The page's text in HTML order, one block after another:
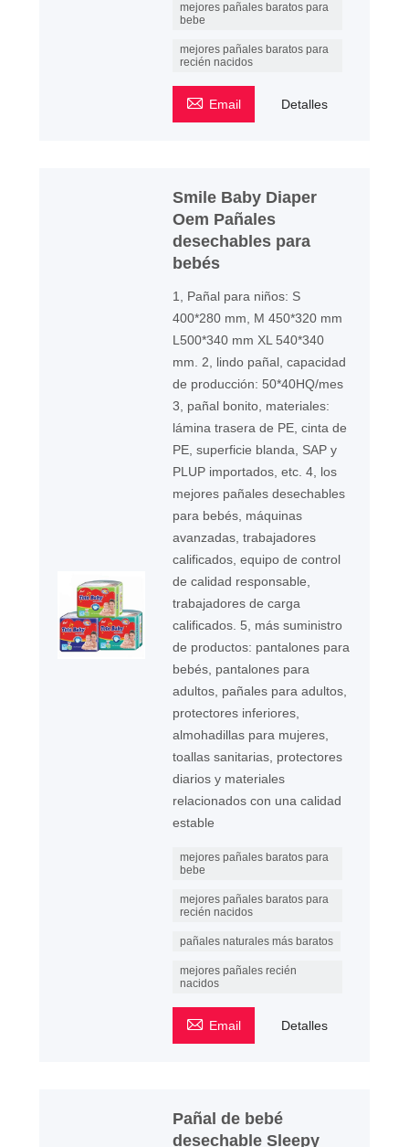
mejores pañales baratos para
bebe
mejores pañales baratos para
recién nacidos
 Email Detalles
Smile Baby Diaper
Oem Pañales
desechables para
bebés
1, Pañal para niños: S
400*280 mm, M 450*320 mm
L500*340 mm XL 540*340
mm. 2, lindo pañal, capacidad
de producción: 50*40HQ/mes
3, pañal bonito, materiales:
lámina trasera de PE, cinta de
PE, superficie blanda, SAP y
PLUP importados, etc. 4, los
mejores pañales desechables
para bebés, máquinas
avanzadas, trabajadores
calificados, equipo de control
de calidad responsable,
trabajadores de carga
calificados. 5, más suministro
de productos: pantalones para
bebés, pantalones para
adultos, pañales para adultos,
protectores inferiores,
almohadillas para mujeres,
toallas sanitarias, protectores
diarios y materiales
relacionados con una calidad
estable
mejores pañales baratos para
bebe
mejores pañales baratos para
recién nacidos
pañales naturales más baratos
mejores pañales recién
nacidos
 Email Detalles
Pañal de bebé
desechable Sleepy